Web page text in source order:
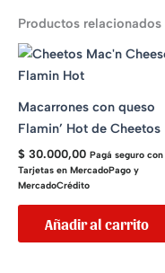
Productos relacionados
Macarrones con queso
Flamin’ Hot de Cheetos
$ 30.000,00 Pagá seguro con
Tarjetas en MercadoPago y
MercadoCrédito
Añadir al carrito